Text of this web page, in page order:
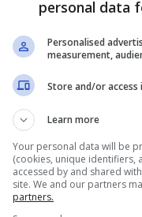
la vera
coupe
fatto
tutti:
soffio non é
Porsche
Maggio 11, 2023
personal data
Personalised
measurement,
Store and/or
Learn more
Your personal data will be
(cookies, unique identifiers,
accessed by and shared
site. We and our partners
partners.